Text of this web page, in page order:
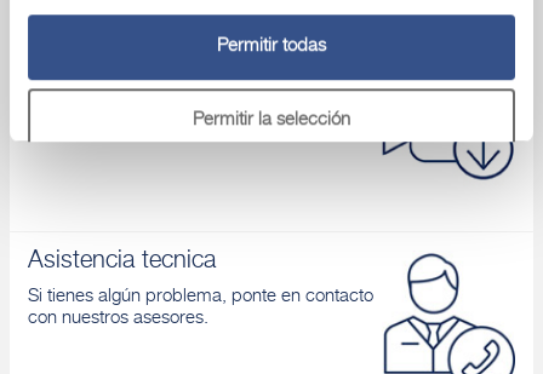
Permitir todas
Permitir la selección
Conoces nuestros productos y aprendes
Asistencia tecnica
Si tienes algún problema, ponte en contacto
con nuestros asesores.